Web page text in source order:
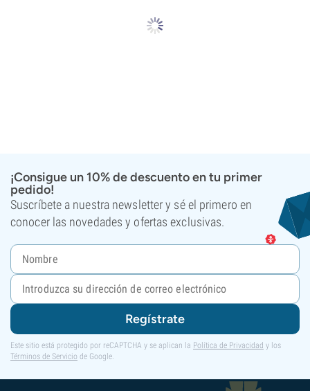
¡Consigue un 10% de descuento en tu primer
pedido!
Suscríbete a nuestra newsletter y sé el primero en
conocer las novedades y ofertas exclusivas.
Regístrate
Este sitio está protegido por reCAPTCHA y se aplican la Política de Privacidad y los
Términos de Servicio de Google.